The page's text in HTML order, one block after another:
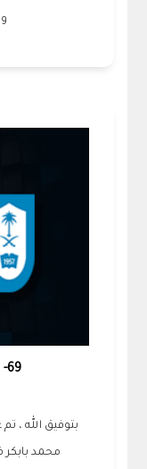
69- عرض رسالة ماجستير
بتوفيق الله ،
محمد بابكر